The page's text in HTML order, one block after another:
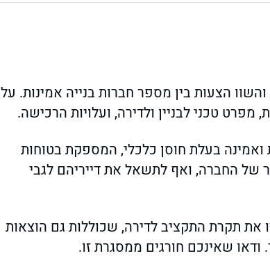
הצעות בין מספר חברות בנייה אמינות. על
מפרט טכני לבניין ולדירה, ועלויות הרכישה.
בעלת חוסן כלכלי, המספקת בטוחות
של החברה, ואף לתשאל את דייריהם לגבי
את תקרת התקציב לדירה, שכוללות גם הוצאות
שאינכם חורגים ממסגרת זו.